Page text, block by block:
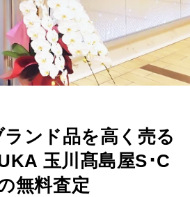
ンド品を高く売る
玉川髙島屋S･C
無料査定